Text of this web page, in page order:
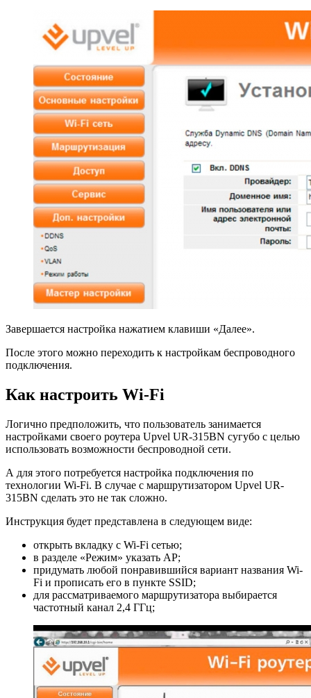
Завершается настройка нажатием клавиши «Далее».
После этого можно переходить к настройкам беспроводного
подключения.
Как настроить Wi-Fi
Логично предположить, что пользователь занимается
настройками своего роутера Upvel UR-315BN сугубо с целью
использовать возможности беспроводной сети.
А для этого потребуется настройка подключения по
технологии Wi-Fi. В случае с маршрутизатором Upvel UR-
315BN сделать это не так сложно.
Инструкция будет представлена в следующем виде:
открыть вкладку с Wi-Fi сетью;
в разделе «Режим» указать AP;
придумать любой понравившийся вариант названия Wi-
Fi и прописать его в пункте SSID;
для рассматриваемого маршрутизатора выбирается
частотный канал 2,4 ГГц;